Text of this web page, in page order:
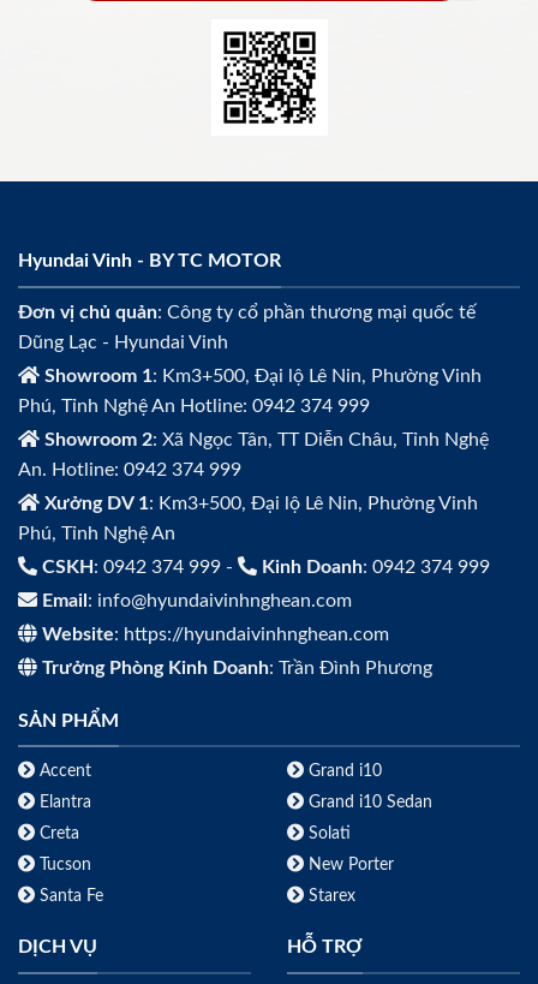
Hyundai Vinh - BY TC MOTOR
Đơn vị chủ quản: Công ty cổ phần thương mại quốc tế
Dũng Lạc - Hyundai Vinh
Showroom 1: Km3+500, Đại lộ Lê Nin, Phường Vinh
Phú, Tỉnh Nghệ An Hotline: 0942 374 999
Showroom 2: Xã Ngọc Tân, TT Diễn Châu, Tỉnh Nghệ
An. Hotline: 0942 374 999
Xưởng DV 1: Km3+500, Đại lộ Lê Nin, Phường Vinh
Phú, Tỉnh Nghệ An
CSKH : 0942 374 999 - Kinh Doanh: 0942 374 999
Email : info@hyundaivinhnghean.com
Website: https://hyundaivinhnghean.com
Trưởng Phòng Kinh Doanh: Trần Đình Phương
SẢN PHẨM
Accent
Elantra
Creta
Tucson
Santa Fe
Grand i10
Grand i10 Sedan
Solati
New Porter
Starex
DỊCH VỤ HỖ TRỢ